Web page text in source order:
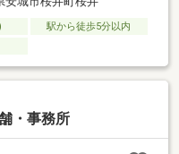
駅から徒歩5分以内
・事務所